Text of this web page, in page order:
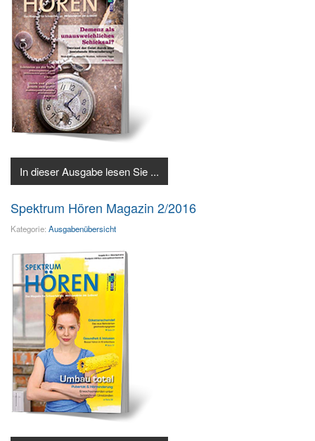
In dieser Ausgabe lesen Sie ...
Spektrum Hören Magazin 2/2016
Kategorie: Ausgabenübersicht